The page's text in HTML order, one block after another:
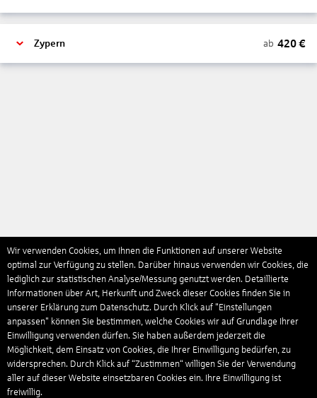
Zypern ab 420€
Wir verwenden Cookies, um Ihnen die Funktionen auf unserer Website
optimal zur Verfügung zu stellen. Darüber hinaus verwenden wir Cookies, die
lediglich zur statistischen Analyse/Messung genutzt werden. Detaillierte
Informationen über Art, Herkunft und Zweck dieser Cookies finden Sie in
unserer Erklärung zum Datenschutz. Durch Klick auf "Einstellungen
anpassen" können Sie bestimmen, welche Cookies wir auf Grundlage Ihrer
Einwilligung verwenden dürfen. Sie haben außerdem jederzeit die
Möglichkeit, dem Einsatz von Cookies, die Ihrer Einwilligung bedürfen, zu
widersprechen. Durch Klick auf “Zustimmen“ willigen Sie der Verwendung
aller auf dieser Website einsetzbaren Cookies ein. Ihre Einwilligung ist
freiwillig.